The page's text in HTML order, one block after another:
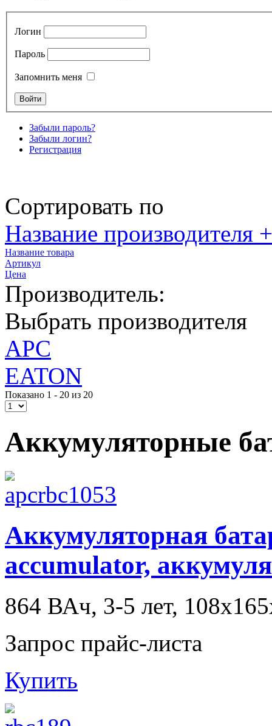
Логин
Пароль
Запомнить меня
Забыли пароль?
Забыли логин?
Регистрация
Сортировать по
Название производителя
Название товара
Артикул
Цена
Производитель:
Выбрать производителя
APC
EATON
Показано 1 - 20 из 20
Аккумуляторные
Аккумуляторная
accumulator,
864 ВАч, 3-5 лет,
Запрос прайс-листа
Купить